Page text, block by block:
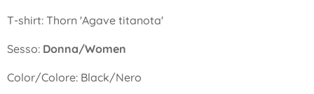
T-shirt: Thorn 'Agave titanota'
Sesso: Donna/Women
Color/Colore: Black/Nero